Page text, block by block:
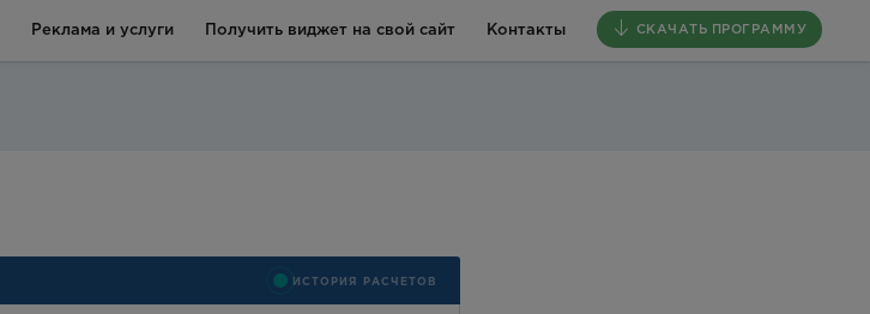
Реклама и услуги Получить виджет на свой сайт Контакты СКАЧАТЬ ПРОГРАММУ